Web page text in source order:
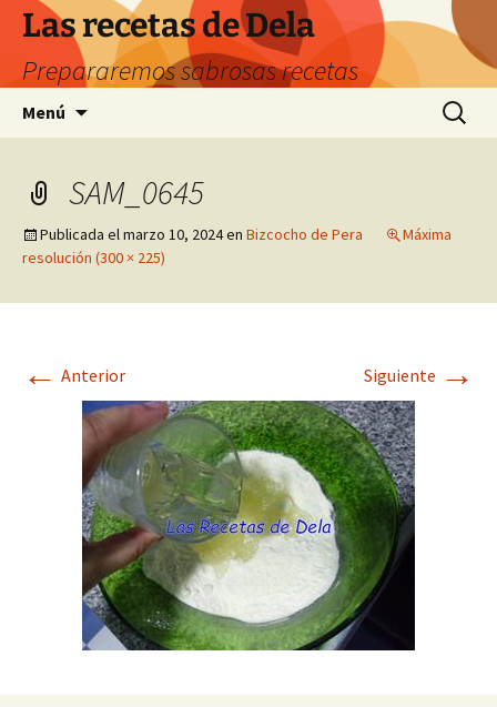
Saltar
contenido
Las recetas de Dela
Prepararemos sabrosas recetas
Menú Buscar:
SAM_0645
Publicada elmarzo 10, 2024en Bizcocho de Pera
Máxima
resolución (300 × 225)
← Anterior Siguiente →